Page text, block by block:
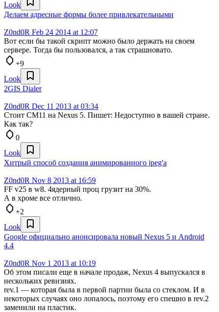
Look
Делаем адресные формы более привлекательными
Z0nd0R Feb 24 2014 at 12:07
Вот если бы такой скрипт можно было держать на своем
сервере. Тогда бы пользовался, а так страшновато.
+9
Look
2GIS Dialer
Z0nd0R Dec 11 2013 at 03:34
Стоит CM11 на Nexus 5. Пишет: Недоступно в вашей стране.
Как так?
0
Look
Хитрый способ создания анимированного jpeg'а
Z0nd0R Nov 8 2013 at 16:59
FF v25 в w8. 4ядерный проц грузит на 30%.
А в хроме все отлично.
+2
Look
Google официально анонсировала новый Nexus 5 и Android
4.4
Z0nd0R Nov 1 2013 at 10:19
Об этом писали еще в начале продаж, Nexus 4 выпускался в
нескольких ревизиях.
rev.1 — которая была в первой партии была со стеклом. И в
некоторых случаях оно лопалось, поэтому его спешно в rev.2
заменили на пластик.